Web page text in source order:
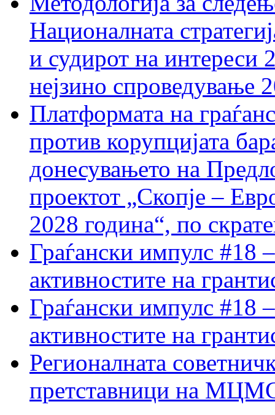
Националната
и судирот на интереси
нејзино спроведување
Платформата на
против корупцијата
донесувањето на
проектот „Скопје –
2028 година“, по
Граѓански импулс #18
активностите на
Граѓански импулс #18
активностите на
Регионалната
претставници на МЦМС